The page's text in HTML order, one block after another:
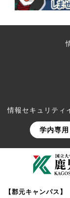
情報セキュリティ
学内専用
【郡元キャンパス】